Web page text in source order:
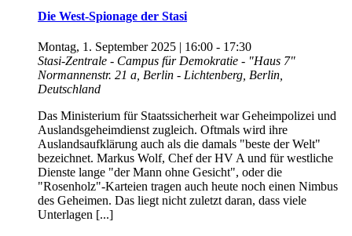
Die West-Spionage der Stasi
Montag, 1. September 2025 | 16:00 - 17:30
Stasi-Zentrale - Campus für Demokratie - "Haus 7"
Normannenstr. 21 a, Berlin - Lichtenberg, Berlin,
Deutschland
Das Ministerium für Staatssicherheit war Geheimpolizei und
Auslandsgeheimdienst zugleich. Oftmals wird ihre
Auslandsaufklärung auch als die damals "beste der Welt"
bezeichnet. Markus Wolf, Chef der HV A und für westliche
Dienste lange "der Mann ohne Gesicht", oder die
"Rosenholz"-Karteien tragen auch heute noch einen Nimbus
des Geheimen. Das liegt nicht zuletzt daran, dass viele
Unterlagen [...]